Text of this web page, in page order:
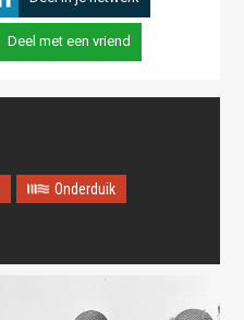
Deel met een vriend
Onderduik